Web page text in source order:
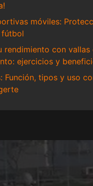
móviles:
fútbol
rendimiento con vallas
ejercicios y
Función, tipos y uso